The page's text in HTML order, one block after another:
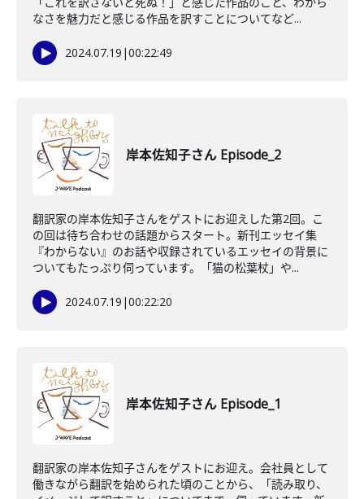
なさを魅力だと感じる作品を訳すことについてなど...
2024.07.19 |00:22:49
岸本佐知子さん Episode_2
翻訳家の岸本佐知子さんをゲストにお迎えした第2回。こ
の回は待ち合わせの話題からスタート。新刊エッセイ集
『わからない』のお話や収録されているエッセイの背景に
ついてもたっぷり伺っています。「猫の松葉杖」や...
2024.07.19 |00:22:20
岸本佐知子さん Episode_1
翻訳家の岸本佐知子さんをゲストにお迎え。会社員として
働きながら翻訳を始められた頃のことから、「読み取り、